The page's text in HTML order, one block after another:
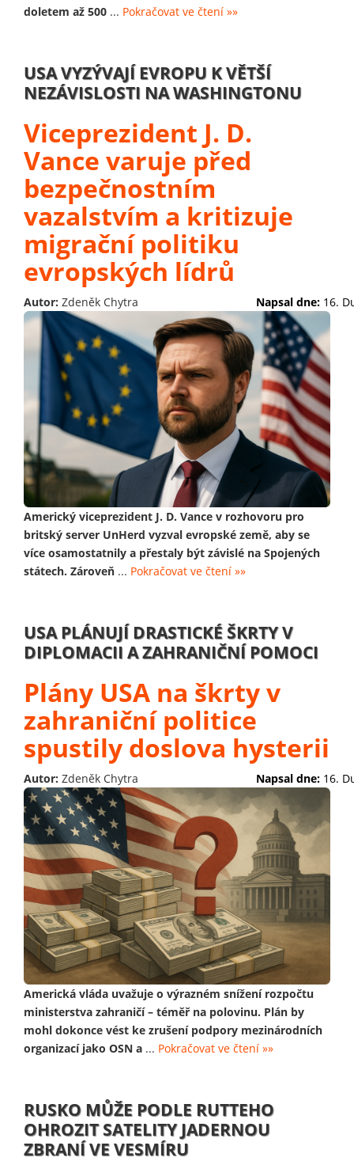
doletem až 500 ... Pokračovat ve čtení »»
USA VYZÝVAJÍ EVROPU K VĚTŠÍ
NEZÁVISLOSTI NA WASHINGTONU
Viceprezident J. D.
Vance varuje před
bezpečnostním
vazalstvím a kritizuje
migrační politiku
evropských lídrů
Autor: Zdeněk Chytra Napsal dne: 16.
Americký viceprezident J. D. Vance v rozhovoru pro
britský server UnHerd vyzval evropské země, aby se
více osamostatnily a přestaly být závislé na Spojených
státech. Zároveň ... Pokračovat ve čtení »»
USA PLÁNUJÍ DRASTICKÉ ŠKRTY V
DIPLOMACII A ZAHRANIČNÍ POMOCI
Plány USA na škrty v
zahraniční politice
spustily doslova hysterii
Autor: Zdeněk Chytra Napsal dne: 16.
Americká vláda uvažuje o výrazném snížení rozpočtu
ministerstva zahraničí – téměř na polovinu. Plán by
mohl dokonce vést ke zrušení podpory mezinárodních
organizací jako OSN a ... Pokračovat ve čtení »»
RUSKO MŮŽE PODLE RUTTEHO
OHROZIT SATELITY JADERNOU
ZBRANÍ VE VESMÍRU